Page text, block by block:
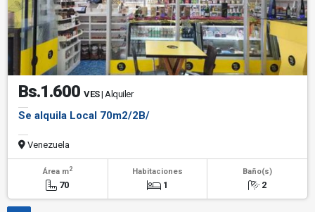
Bs.1.600 VES| Alquiler
Se alquila Local 70m2/2B/
Venezuela
Área m2
70
Habitaciones
1
Baño(s)
2